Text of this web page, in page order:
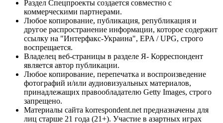
Раздел Спецпроекты создается совместно с
коммерческими партнерами.
Любое копирование, публикация, републикация и
другое распространение информации, которое содержит
ссылку на "Интерфакс-Украина", EPA / UPG, строго
воспрещается.
Владелец веб-страницы в разделе Я- Корреспондент
является автор публикации.
Любое копирование, перепечатка и воспроизведение
фотографий и/или аудиовизуальных материалов,
принадлежащих правообладателю Getty Images, строго
запрещено.
Материалы сайта korrespondent.net предназначены для
лиц старше 21 года (21+). Участие в азартных играх